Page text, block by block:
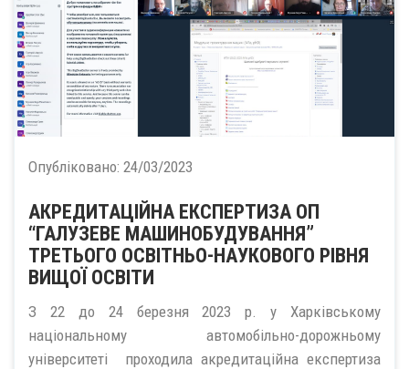
Опубліковано: 24/03/2023
АКРЕДИТАЦІЙНА ЕКСПЕРТИЗА ОП
“ГАЛУЗЕВЕ МАШИНОБУДУВАННЯ”
ТРЕТЬОГО ОСВІТНЬО-НАУКОВОГО РІВНЯ
ВИЩОЇ ОСВІТИ
З 22 до 24 березня 2023 р. у Харківському
національному автомобільно-дорожньому
університеті проходила акредитаційна експертиза